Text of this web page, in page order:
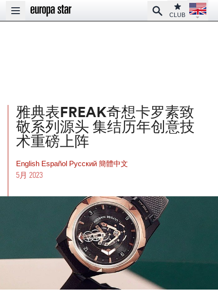
Open main menu
SearchClub
CLUB
Open
雅典表FREAK奇想卡罗素致
敬系列源头 集结历年创意技
术重磅上阵
English Español Pусский 簡體中文
5月 2023